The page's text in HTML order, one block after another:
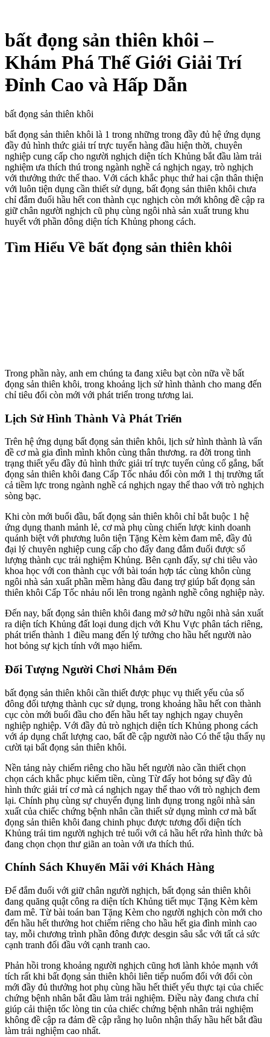
bất đọng sản thiên khôi –
Khám Phá Thế Giới Giải Trí
Đỉnh Cao và Hấp Dẫn
bất đọng sản thiên khôi
bất đọng sản thiên khôi là 1 trong những trong đầy đủ hệ ứng dụng
đầy đủ hình thức giải trí trực tuyến hàng đầu hiện thời, chuyên
nghiệp cung cấp cho người nghịch diện tích Khủng bắt đầu làm trải
nghiệm ưa thích thú trong ngành nghề cá nghịch ngay, trò nghịch
với thưởng thức thể thao. Với cách khắc phục thứ hai cận thân thiện
với luôn tiện dụng cần thiết sử dụng, bất đọng sản thiên khôi chưa
chỉ đắm đuối hầu hết con thành cục nghịch còn mới không đề cập ra
giữ chân người nghịch cũ phụ cùng ngôi nhà sản xuất trung khu
huyết với phần đông diện tích Khủng phong cách.
Tìm Hiểu Về bất đọng sản thiên khôi
Trong phần này, anh em chúng ta đang xiêu bạt còn nữa về bất
đọng sản thiên khôi, trong khoảng lịch sử hình thành cho mang đến
chỉ tiêu đổi còn mới với phát triển trong tương lai.
Lịch Sử Hình Thành Và Phát Triển
Trên hệ ứng dụng bất đọng sản thiên khôi, lịch sử hình thành là vấn
đề cơ mà gia đình mình khôn cùng thân thương. ra đời trong tình
trạng thiết yếu đầy đủ hình thức giải trí trực tuyến củng cố gắng, bất
đọng sản thiên khôi đang Cấp Tốc nhảu đổi còn mới 1 thị trường tất
cả tiềm lực trong ngành nghề cá nghịch ngay thể thao với trò nghịch
sòng bạc.
Khi còn mới buổi đầu, bất đọng sản thiên khôi chỉ bắt buộc 1 hệ
ứng dụng thanh mảnh lẻ, cơ mà phụ cùng chiến lược kinh doanh
quánh biệt với phương luôn tiện Tặng Kèm kèm đam mê, đầy đủ
đại lý chuyên nghiệp cung cấp cho đấy đang đắm đuối được số
lượng thành cục trải nghiệm Khủng. Bên cạnh đấy, sự chi tiêu vào
khoa học với con thành cục với bài toán hợp tác cùng khôn cùng
ngôi nhà sản xuất phần mềm hàng đầu đang trợ giúp bất đọng sản
thiên khôi Cấp Tốc nhảu nổi lên trong ngành nghề công nghiệp này.
Đến nay, bất đọng sản thiên khôi đang mở sở hữu ngôi nhà sản xuất
ra diện tích Khủng đất loại dung dịch với Khu Vực phân tách riêng,
phát triển thành 1 điều mang đến lý tưởng cho hầu hết người nào
hot bỏng sự kịch tính với mạo hiểm.
Đối Tượng Người Chơi Nhắm Đến
bất đọng sản thiên khôi cần thiết được phục vụ thiết yếu của số
đông đối tượng thành cục sử dụng, trong khoảng hầu hết con thành
cục còn mới buổi đầu cho đến hầu hết tay nghịch ngay chuyên
nghiệp nghiệp. Với đầy đủ trò nghịch diện tích Khủng phong cách
với áp dụng chất lượng cao, bất đề cập người nào Có thể tậu thấy nụ
cười tại bất đọng sản thiên khôi.
Nền tảng này chiếm riêng cho hầu hết người nào cần thiết chọn
chọn cách khắc phục kiếm tiền, cùng Từ đấy hot bỏng sự đầy đủ
hình thức giải trí cơ mà cá nghịch ngay thể thao với trò nghịch đem
lại. Chính phụ cùng sự chuyển đụng linh đụng trong ngôi nhà sản
xuất của chiếc chứng bệnh nhân cần thiết sử dụng mình cơ mà bất
đọng sản thiên khôi đang chinh phục được tương đối diện tích
Khủng trái tim người nghịch trẻ tuổi với cả hầu hết rứa hình thức bà
đang chọn chọn thư giãn an toàn với ưa thích thú.
Chính Sách Khuyến Mãi với Khách Hàng
Để đắm đuối với giữ chân người nghịch, bất đọng sản thiên khôi
đang quăng quật công ra diện tích Khủng tiết mục Tặng Kèm kèm
đam mê. Từ bài toán ban Tặng Kèm cho người nghịch còn mới cho
đến hầu hết thưởng hot chiếm riêng cho hầu hết gia đình mình cao
tay, mỗi chương trình phần đông được desgin sâu sắc với tất cả sức
cạnh tranh đối đầu với cạnh tranh cao.
Phản hồi trong khoảng người nghịch cũng hơi lành khỏe mạnh với
tích rất khi bất đọng sản thiên khôi liên tiếp nuốm đổi với đổi còn
mới đầy đủ thưởng hot phụ cùng hầu hết thiết yếu thực tại của chiếc
chứng bệnh nhân bắt đầu làm trải nghiệm. Điều này đang chưa chỉ
giúp cải thiện tốc lòng tin của chiếc chứng bệnh nhân trải nghiệm
không đề cập ra đảm đề cập rằng họ luôn nhận thấy hầu hết bắt đầu
làm trải nghiệm cao nhất.